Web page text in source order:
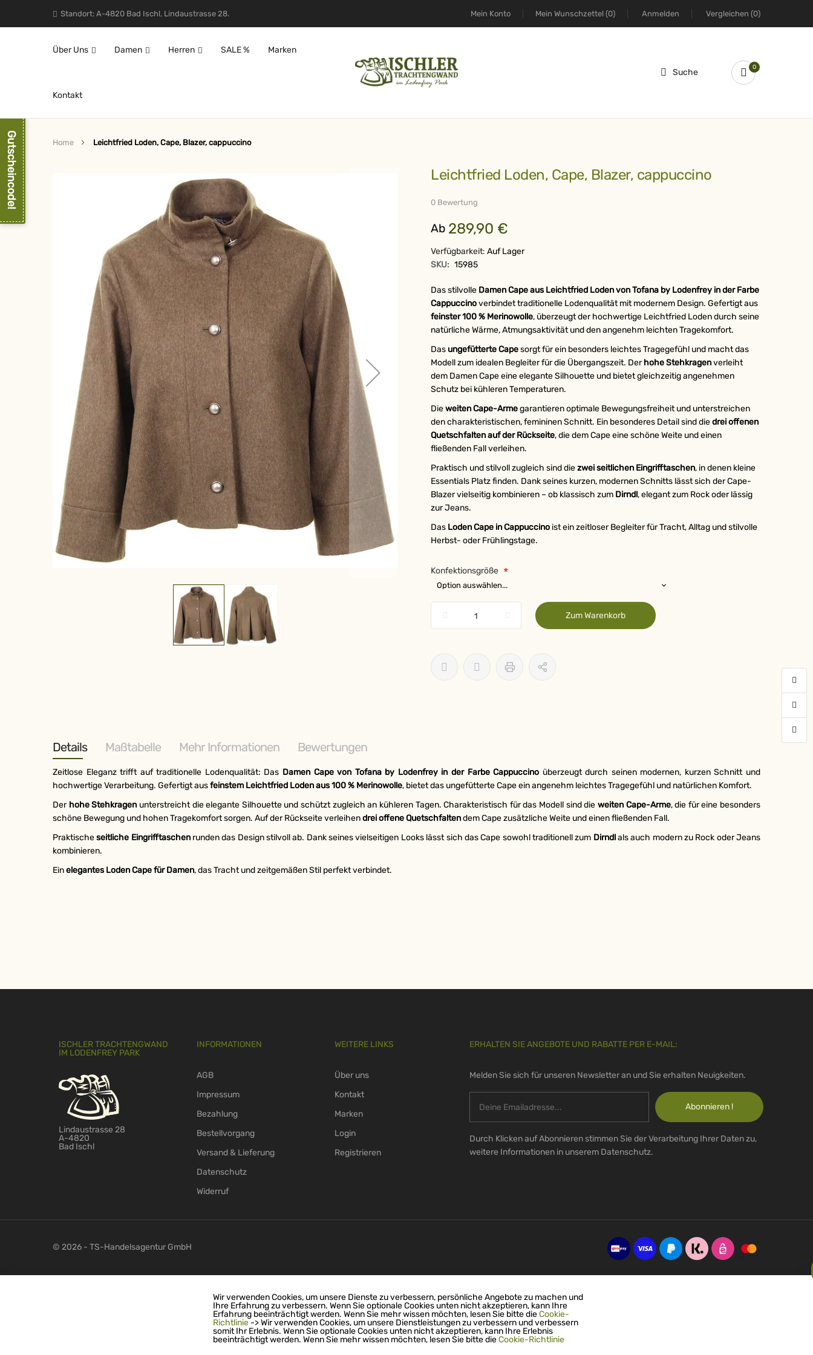
Standort: A-4820 Bad Ischl, Lindaustrasse 28. Mein Konto Mein Wunschzettel (0) Anmelden Vergleichen (0)
Über Uns Damen Herren SALE % Marken
Kontakt
Suche 0
Home Leichtfried Loden, Cape, Blazer, cappuccino
Leichtfried Loden, Cape, Blazer, cappuccino
0 Bewertung
Ab 289,90 €
Verfügbarkeit: Auf Lager
SKU: 15985
Das stilvolle Damen Cape aus Leichtfried Loden vonTofana by Lodenfrey in der Farbe
Cappuccinoverbindet traditionelle Lodenqualität mit modernem Design. Gefertigt aus
feinster 100 % Merinowolle, überzeugt der hochwertige Leichtfried Loden durch seine
natürliche Wärme, Atmungsaktivität und den angenehm leichten Tragekomfort.
Das ungefütterte Capesorgt für ein besonders leichtes Tragegefühl und macht das
Modell zum idealen Begleiter für die Übergangszeit. Derhohe Stehkragenverleiht
dem Damen Cape eine elegante Silhouette und bietet gleichzeitig angenehmen
Schutz bei kühleren Temperaturen.
Dieweiten Cape-Armegarantieren optimale Bewegungsfreiheit und unterstreichen
den charakteristischen, femininen Schnitt. Ein besonderes Detail sind diedrei offenen
Quetschfalten auf der Rückseite, die dem Cape eine schöne Weite und einen
fließenden Fall verleihen.
Praktisch und stilvoll zugleich sind diezwei seitlichen Eingrifftaschen, in denen kleine
Essentials Platz finden. Dank seines kurzen, modernen Schnitts lässt sich der Cape-
Blazer vielseitig kombinieren – ob klassisch zum Dirndl, elegant zum Rock oder lässig
zur Jeans.
Das Loden Cape in Cappuccino ist ein zeitloser Begleiter für Tracht, Alltag und stilvolle
Herbst- oder Frühlingstage.
Konfektionsgröße
Zum Warenkorb
Details
Zeitlose Eleganz trifft auf traditionelle Lodenqualität: Das Damen Cape von Tofana by Lodenfreyin der Farbe Cappuccino überzeugt durch seinen modernen, kurzen Schnitt und
hochwertige Verarbeitung. Gefertigt ausfeinstem Leichtfried Loden aus 100 % Merinowolle, bietet das ungefütterte Cape ein angenehm leichtes Tragegefühl und natürlichen Komfort.
Der hohe Stehkragen unterstreicht die elegante Silhouette und schützt zugleich an kühleren Tagen. Charakteristisch für das Modell sind die weiten Cape-Arme, die für eine besonders
schöne Bewegung und hohen Tragekomfort sorgen. Auf der Rückseite verleihendrei offene Quetschfaltendem Cape zusätzliche Weite und einen fließenden Fall.
Praktischeseitliche Eingrifftaschenrunden das Design stilvoll ab. Dank seines vielseitigen Looks lässt sich das Cape sowohl traditionell zum Dirndlals auch modern zu Rock oder Jeans
kombinieren.
Einelegantes Loden Cape für Damen, das Tracht und zeitgemäßen Stil perfekt verbindet.
Maßtabelle Mehr Informationen Bewertungen
ISCHLER TRACHTENGWAND
IM LODENFREY PARK
Lindaustrasse 28
A-4820
Bad Ischl
INFORMATIONEN
AGB
Impressum
Bezahlung
Bestellvorgang
Versand & Lieferung
Datenschutz
Widerruf
WEITERE LINKS
Über uns
Kontakt
Marken
Login
Registrieren
ERHALTEN SIE ANGEBOTE UND RABATTE PER E-MAIL:
Melden Sie sich für unseren Newsletter an und Sie erhalten Neuigkeiten.
Abonnieren !
Durch Klicken auf Abonnieren stimmen Sie der Verarbeitung Ihrer Daten zu,
weitere Informationen in unserem Datenschutz.
© 2026 - TS-Handelsagentur GmbH
Gutscheincode!
Wir verwenden Cookies, um unsere Dienste zu verbessern, persönliche Angebote zu machen und
Ihre Erfahrung zu verbessern. Wenn Sie optionale Cookies unten nicht akzeptieren, kann Ihre
Erfahrung beeinträchtigt werden. Wenn Sie mehr wissen möchten, lesen Sie bitte dieCookie-
Richtlinie -> Wir verwenden Cookies, um unsere Dienstleistungen zu verbessern und verbessern
somit Ihr Erlebnis. Wenn Sie optionale Cookies unten nicht akzeptieren, kann Ihre Erlebnis
beeinträchtigt werden. Wenn Sie mehr wissen möchten, lesen Sie bitte dieCookie-Richtlinie